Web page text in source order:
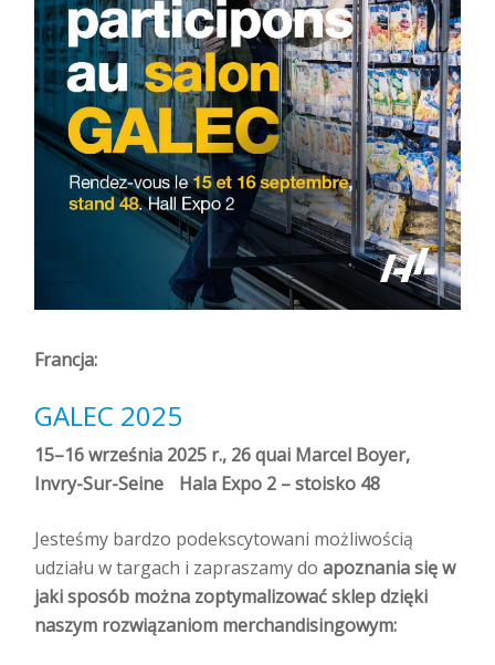
Francja:
GALEC 2025
15–16 września 2025 r., 26 quai Marcel Boyer,
Invry-Sur-Seine Hala Expo 2 – stoisko 48
Jesteśmy bardzo podekscytowani możliwością
udziału w targach i zapraszamy do apoznania się w
jaki sposób można zoptymalizować sklep dzięki
naszym rozwiązaniom merchandisingowym: